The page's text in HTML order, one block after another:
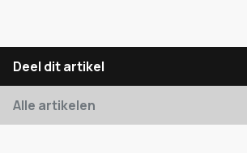
Deel dit artikel
Alle artikelen